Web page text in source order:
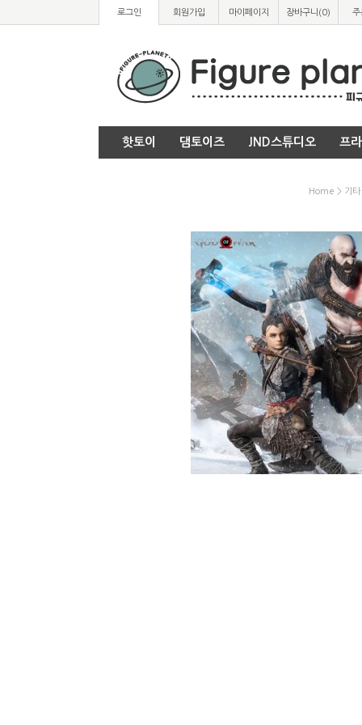
로그인 회원가입 마이페이지 장바구니(0) 주
핫토이 댐토이즈 JND스튜디오 프
Home > 기